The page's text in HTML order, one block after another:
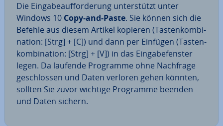
Die Ein­ga­be­auf­for­de­rung un­ter­stützt unter
Windows 10 Copy-and-Paste. Sie können sich die
Befehle aus diesem Artikel kopieren (Tas­ten­kom­bi­
na­ti­on: [Strg] + [C]) und dann per Einfügen (Tas­ten­
kom­bi­na­ti­on: [Strg] + [V]) in das Ein­ga­be­fens­ter
legen. Da laufende Programme ohne Nachfrage
ge­schlos­sen und Daten verloren gehen könnten,
sollten Sie zuvor wichtige Programme beenden
und Daten sichern.